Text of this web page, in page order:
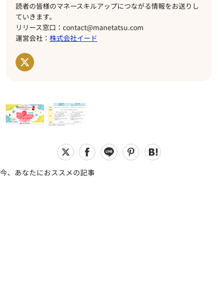
読者の皆様のマネースキルアップにつながる情報をお送りし
ていきます。
リリース窓口：contact@manetatsu.com
運営会社： 株式会社イード
今、あなたにおススメの記事